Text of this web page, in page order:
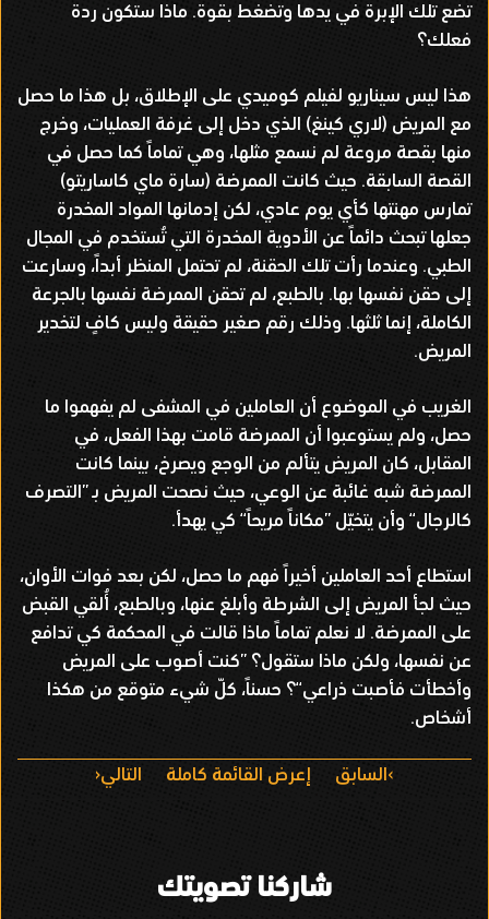
تضع تلك الإبرة في يدها وتضغط بقوة. ماذا ستكون ردة
فعلك؟
هذا ليس سيناريو لفيلم كوميدي على الإطلاق، بل هذا ما حصل
مع المريض (لاري كينغ) الذي دخل إلى غرفة العمليات، وخرج
منها بقصة مروعة لم نسمع مثلها، وهي تماماً كما حصل في
القصة السابقة. حيث كانت الممرضة (سارة ماي كاساريتو)
تمارس مهنتها كأي يوم عادي، لكن إدمانها المواد المخدرة
جعلها تبحث دائماً عن الأدوية المخدرة التي تُستخدم في المجال
الطبي. وعندما رأت تلك الحقنة، لم تحتمل المنظر أبداً، وسارعت
إلى حقن نفسها بها. بالطبع، لم تحقن الممرضة نفسها بالجرعة
الكاملة، إنما ثلثها. وذلك رقم صغير حقيقة وليس كافٍ لتخدير
المريض.
الغريب في الموضوع أن العاملين في المشفى لم يفهموا ما
حصل، ولم يستوعبوا أن الممرضة قامت بهذا الفعل، في
المقابل، كان المريض يتألم من الوجع ويصرخ، بينما كانت
الممرضة شبه غائبة عن الوعي، حيث نصحت المريض بـ ”التصرف
كالرجال“ وأن يتخيّل ”مكاناً مريحاً“ كي يهدأ.
استطاع أحد العاملين أخيراً فهم ما حصل، لكن بعد فوات الأوان،
حيث لجأ المريض إلى الشرطة وأبلغ عنها، وبالطبع، أُلقي القبض
على الممرضة. لا نعلم تماماً ماذا قالت في المحكمة كي تدافع
عن نفسها، ولكن ماذا ستقول؟ ”كنت أصوب على المريض
وأخطأت فأصبت ذراعي“؟ حسناً، كلّ شيء متوقع من هكذا
أشخاص.
السابق إعرض القائمة كاملة التالي
شاركنا تصويتك